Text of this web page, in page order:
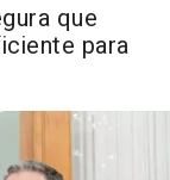
que
para